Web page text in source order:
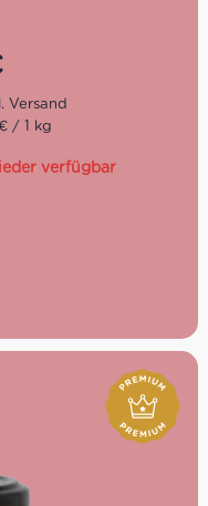
her. Die Qualität und
aller erster Stelle.
Trockenfrüchte bei
kannst Du an ihrem
/ 1 kg
verfügbar